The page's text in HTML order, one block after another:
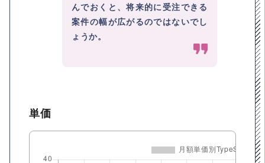
んでおくと、将来的に受注できる
案件の幅が広がるのではないでし
ょうか。
単価